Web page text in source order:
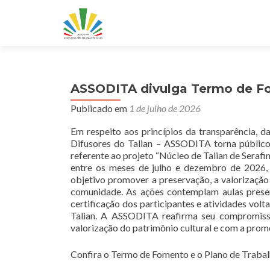
ASSODITA divulga Termo de
Publicado em 1 de julho de 2026
Em respeito aos princípios da transparência,
Difusores do Talian – ASSODITA torna
referente ao projeto “Núcleo de Talian de
entre os meses de julho e dezembro de
objetivo promover a preservação, a
comunidade. As ações contemplam aulas
certificação dos participantes e atividades
Talian. A ASSODITA reafirma seu
valorização do patrimônio cultural e com a
Confira o Termo de Fomento e o Plano de